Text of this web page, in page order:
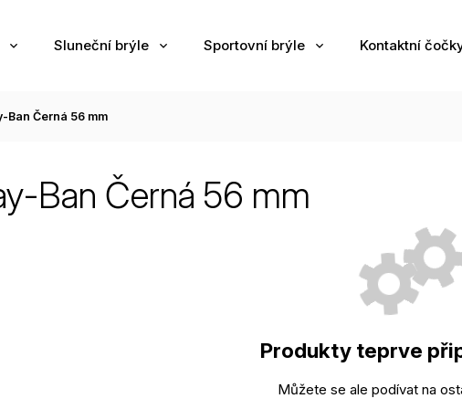
Sluneční brýle Sportovní brýle Kontaktní
Ban Černá 56 mm
Ban Černá 56 mm
Produkty teprve
Můžete se ale podívat na